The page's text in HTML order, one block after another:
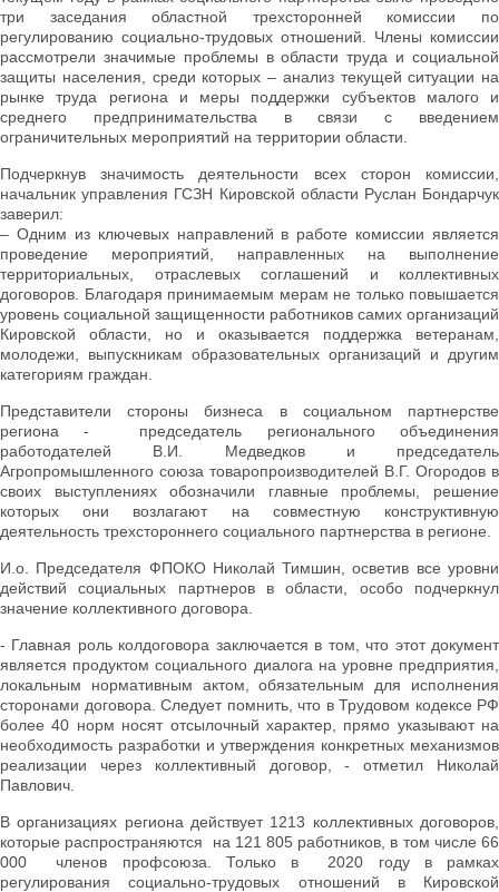
три заседания областной трехсторонней комиссии по
регулированию социально-трудовых отношений. Члены комиссии
рассмотрели значимые проблемы в области труда и социальной
защиты населения, среди которых – анализ текущей ситуации на
рынке труда региона и меры поддержки субъектов малого и
среднего предпринимательства в связи с введением
ограничительных мероприятий на территории области.
Подчеркнув значимость деятельности всех сторон комиссии,
начальник управления ГСЗН Кировской области Руслан Бондарчук
заверил:
– Одним из ключевых направлений в работе комиссии является
проведение мероприятий, направленных на выполнение
территориальных, отраслевых соглашений и коллективных
договоров. Благодаря принимаемым мерам не только повышается
уровень социальной защищенности работников самих организаций
Кировской области, но и оказывается поддержка ветеранам,
молодежи, выпускникам образовательных организаций и другим
категориям граждан.
Представители стороны бизнеса в социальном партнерстве
региона - председатель регионального объединения
работодателей В.И. Медведков и председатель
Агропромышленного союза товаропроизводителей В.Г. Огородов в
своих выступлениях обозначили главные проблемы, решение
которых они возлагают на совместную конструктивную
деятельность трехстороннего социального партнерства в регионе.
И.о. Председателя ФПОКО Николай Тимшин, осветив все уровни
действий социальных партнеров в области, особо подчеркнул
значение коллективного договора.
- Главная роль колдоговора заключается в том, что этот документ
является продуктом социального диалога на уровне предприятия,
локальным нормативным актом, обязательным для исполнения
сторонами договора. Следует помнить, что в Трудовом кодексе РФ
более 40 норм носят отсылочный характер, прямо указывают на
необходимость разработки и утверждения конкретных механизмов
реализации через коллективный договор, - отметил Николай
Павлович.
В организациях региона действует 1213 коллективных договоров,
которые распространяются на 121 805 работников, в том числе 66
000 членов профсоюза. Только в 2020 году в рамках
регулирования социально-трудовых отношений в Кировской